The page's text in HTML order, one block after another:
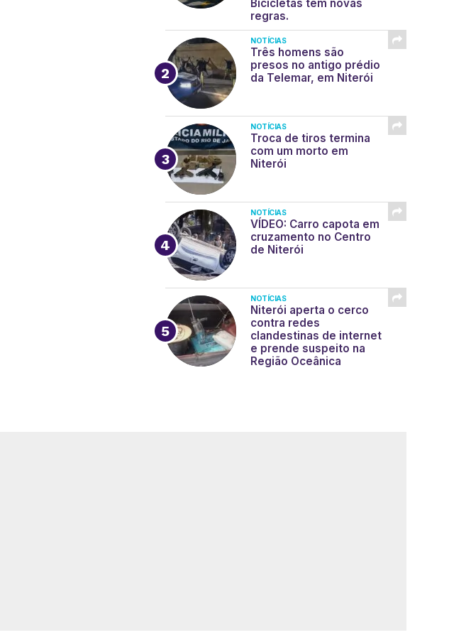
Bicicletas tem novas
regras.
NOTÍCIAS
Três homens são
presos no antigo prédio
da Telemar, em Niterói
NOTÍCIAS
Troca de tiros termina
com um morto em
Niterói
NOTÍCIAS
VÍDEO: Carro capota em
cruzamento no Centro
de Niterói
NOTÍCIAS
Niterói aperta o cerco
contra redes
clandestinas de internet
e prende suspeito na
Região Oceânica